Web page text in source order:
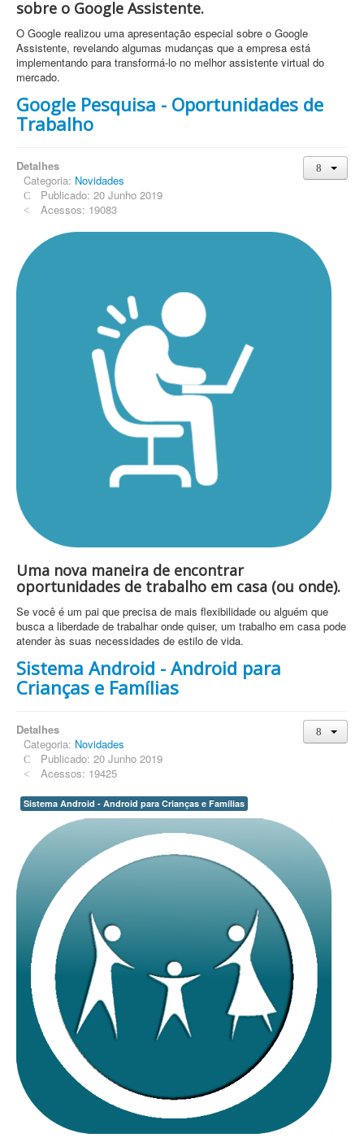
sobre o Google Assistente.
O Google realizou uma apresentação especial sobre o Google
Assistente, revelando algumas mudanças que a empresa está
implementando para transformá-lo no melhor assistente virtual do
mercado.
Google Pesquisa - Oportunidades de
Trabalho
Detalhes
Categoria: Novidades
Publicado: 20 Junho 2019
Acessos: 19083
Uma nova maneira de encontrar
oportunidades de trabalho em casa (ou onde).
Se você é um pai que precisa de mais flexibilidade ou alguém que
busca a liberdade de trabalhar onde quiser, um trabalho em casa pode
atender às suas necessidades de estilo de vida.
Sistema Android - Android para
Crianças e Famílias
Detalhes
Categoria: Novidades
Publicado: 20 Junho 2019
Acessos: 19425
Sistema Android - Android para Crianças e Famílias